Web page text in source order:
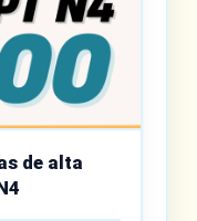
de alta